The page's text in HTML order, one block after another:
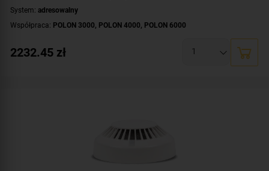
System: adresowalny
Współpraca: POLON 3000 POLON 4000 POLON 6000
2232.45 zł